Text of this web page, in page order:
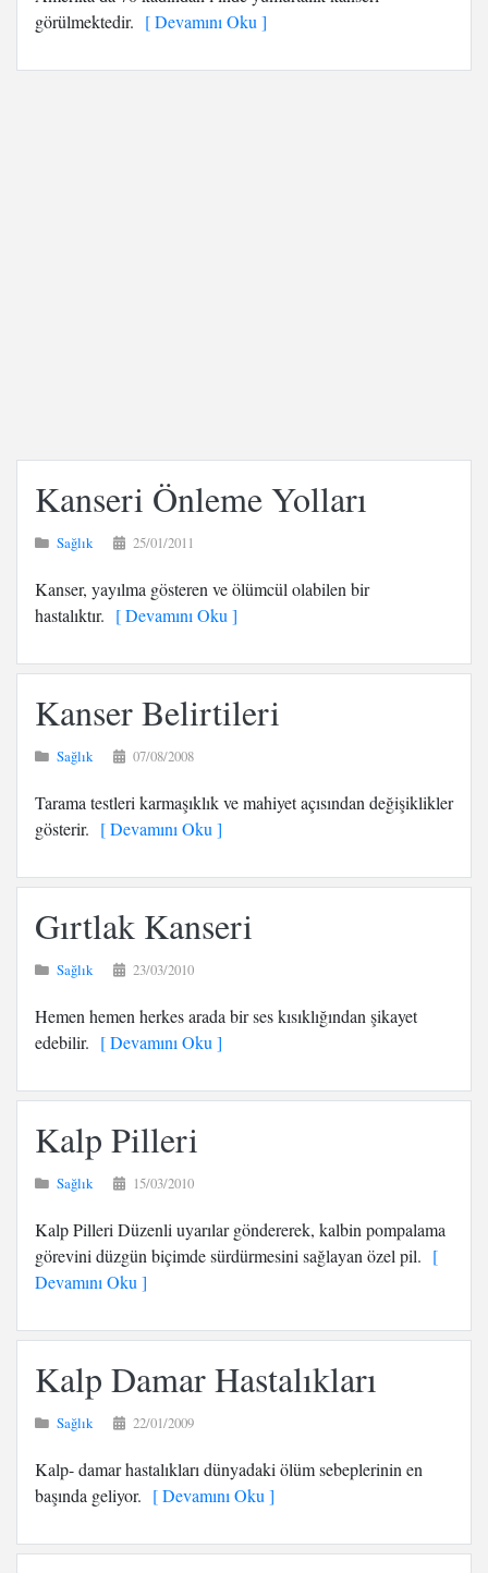
görülmektedir. [ Devamını Oku ]
Kanseri Önleme Yolları
Sağlık 25/01/2011
Kanser, yayılma gösteren ve ölümcül olabilen bir
hastalıktır. [ Devamını Oku ]
Kanser Belirtileri
Sağlık 07/08/2008
Tarama testleri karmaşıklık ve mahiyet açısından değişiklikler
gösterir. [ Devamını Oku ]
Gırtlak Kanseri
Sağlık 23/03/2010
Hemen hemen herkes arada bir ses kısıklığından şikayet
edebilir. [ Devamını Oku ]
Kalp Pilleri
Sağlık 15/03/2010
Kalp Pilleri Düzenli uyarılar göndererek, kalbin pompalama
görevini düzgün biçimde sürdürmesini sağlayan özel pil. [
Devamını Oku ]
Kalp Damar Hastalıkları
Sağlık 22/01/2009
Kalp- damar hastalıkları dünyadaki ölüm sebeplerinin en
başında geliyor. [ Devamını Oku ]